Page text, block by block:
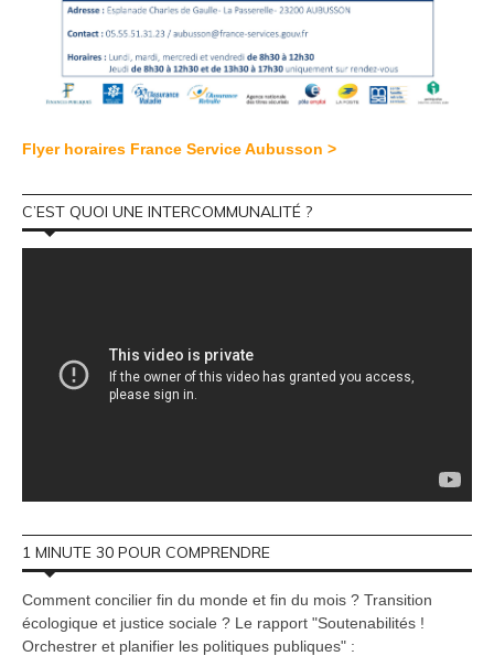
Flyer horaires France Service Aubusson >
C’EST QUOI UNE INTERCOMMUNALITÉ ?
1 MINUTE 30 POUR COMPRENDRE
Comment concilier fin du monde et fin du mois ? Transition
écologique et justice sociale ? Le rapport "Soutenabilités !
Orchestrer et planifier les politiques publiques" :